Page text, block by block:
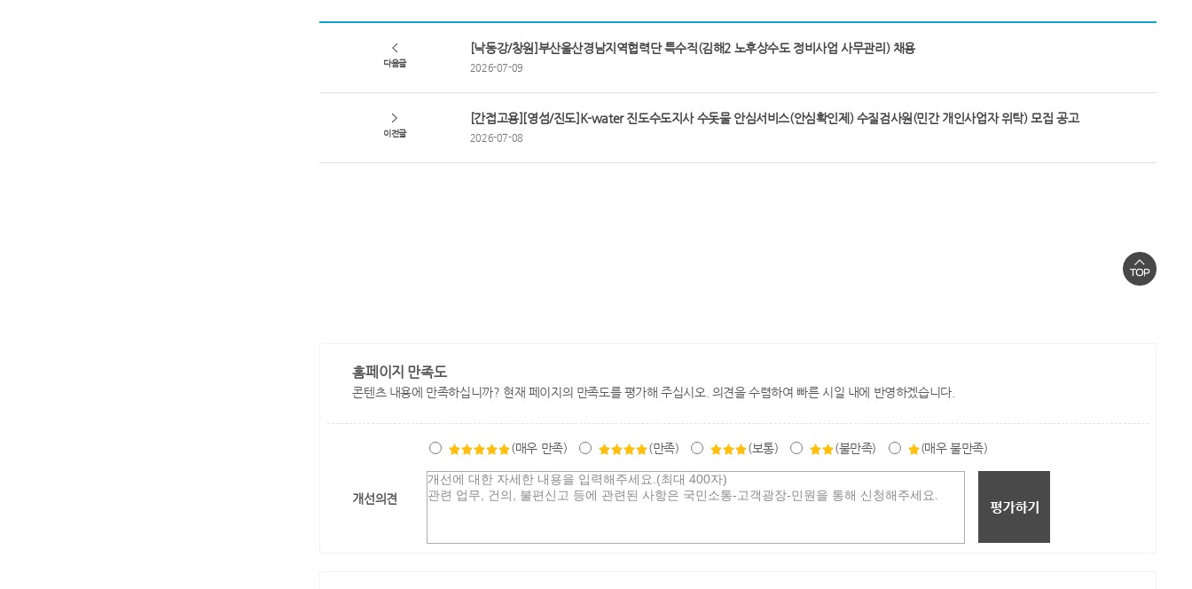
다음글
[낙동강/창원]부산울산경남지역협력단 특수직(김해2 노후상수도 정비사업 사무관리) 채용
2026-07-09
이전글
[간접고용][영섬/진도]K-water 진도수도지사 수돗물 안심서비스(안심확인제) 수질검사원(민간 개인사업자 위탁) 모집 공고
2026-07-08
홈페이지 만족도
콘텐츠 내용에 만족하십니까? 현재 페이지의 만족도를 평가해 주십시오. 의견을 수렴하여 빠른 시일 내에 반영하겠습니다.
(매우 만족) (만족) (보통) (불만족) (매우 불만족)
개선의견